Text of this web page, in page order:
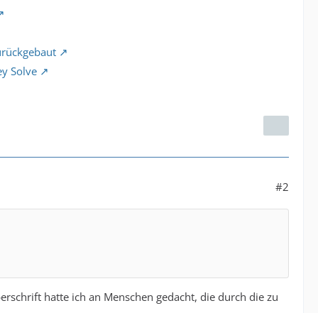
Solve
#2
hatte ich an Menschen gedacht, die durch die zu